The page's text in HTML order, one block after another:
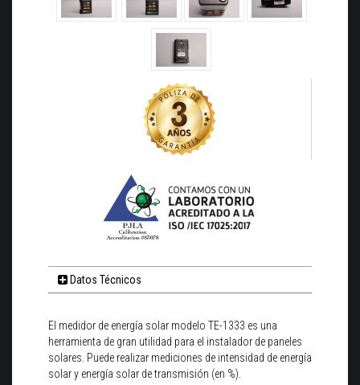
Datos Técnicos
El medidor de energía solar modelo TE-1333 es una
herramienta de gran utilidad para el instalador de paneles
solares. Puede realizar mediciones de intensidad de energía
solar y energía solar de transmisión (en %).